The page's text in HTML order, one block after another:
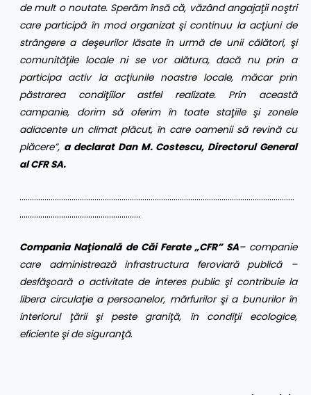
de mult o noutate. Sperăm însă că, văzând angajaţii noştri
care participă în mod organizat şi continuu la acţiuni de
strângere a deşeurilor lăsate în urmă de unii călători, şi
comunităţile locale ni se vor alătura, dacă nu prin a
participa activ la acţiunile noastre locale, măcar prin
păstrarea condiţiilor astfel realizate. Prin această
campanie, dorim să oferim în toate staţiile şi zonele
adiacente un climat plăcut, în care oamenii să revină cu
plăcere”, a declarat Dan M. Costescu, Directorul General
al CFR SA.
……………………………………………………………………………………………………………………
………………………………………………….
Compania Naţională de Căi Ferate „CFR” SA– companie
care administrează infrastructura feroviară publică –
desfăşoară o activitate de interes public şi contribuie la
libera circulaţie a persoanelor, mărfurilor şi a bunurilor în
interiorul ţării şi peste graniţă, în condiţii ecologice,
eficiente şi de siguranţă.